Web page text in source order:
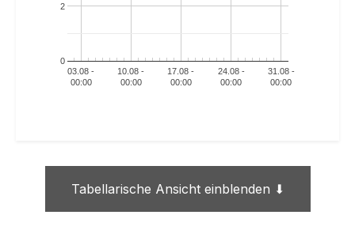
03.08 -
00:00
10.08 -
00:00
17.08 -
00:00
24.08 -
00:00
31.08 -
00:00
0
2
Tabellarische Ansicht einblenden ⬇